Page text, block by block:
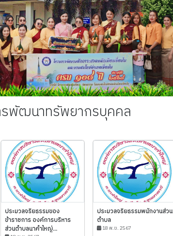
รพัฒนาทรัพยากรบุคคล
ประมวลจริยธรรมของ
ข้าราชการ องค์การบริหาร
ส่วนตำบลนาคำใหญ่...
ประมวลจริยธรรมพนักงานส่วน
ตำบล
18 พ.ย. 2567